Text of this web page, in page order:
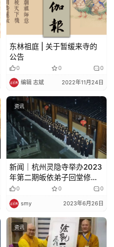
东林祖庭 | 关于暂缓来寺的
公告
0 0 0
编辑 志斌 2022年11月24日
资讯
新闻｜杭州灵隐寺举办2023
年第二期皈依弟子回堂修学
活动​
0 0 0
smy 2023年6月26日
资讯